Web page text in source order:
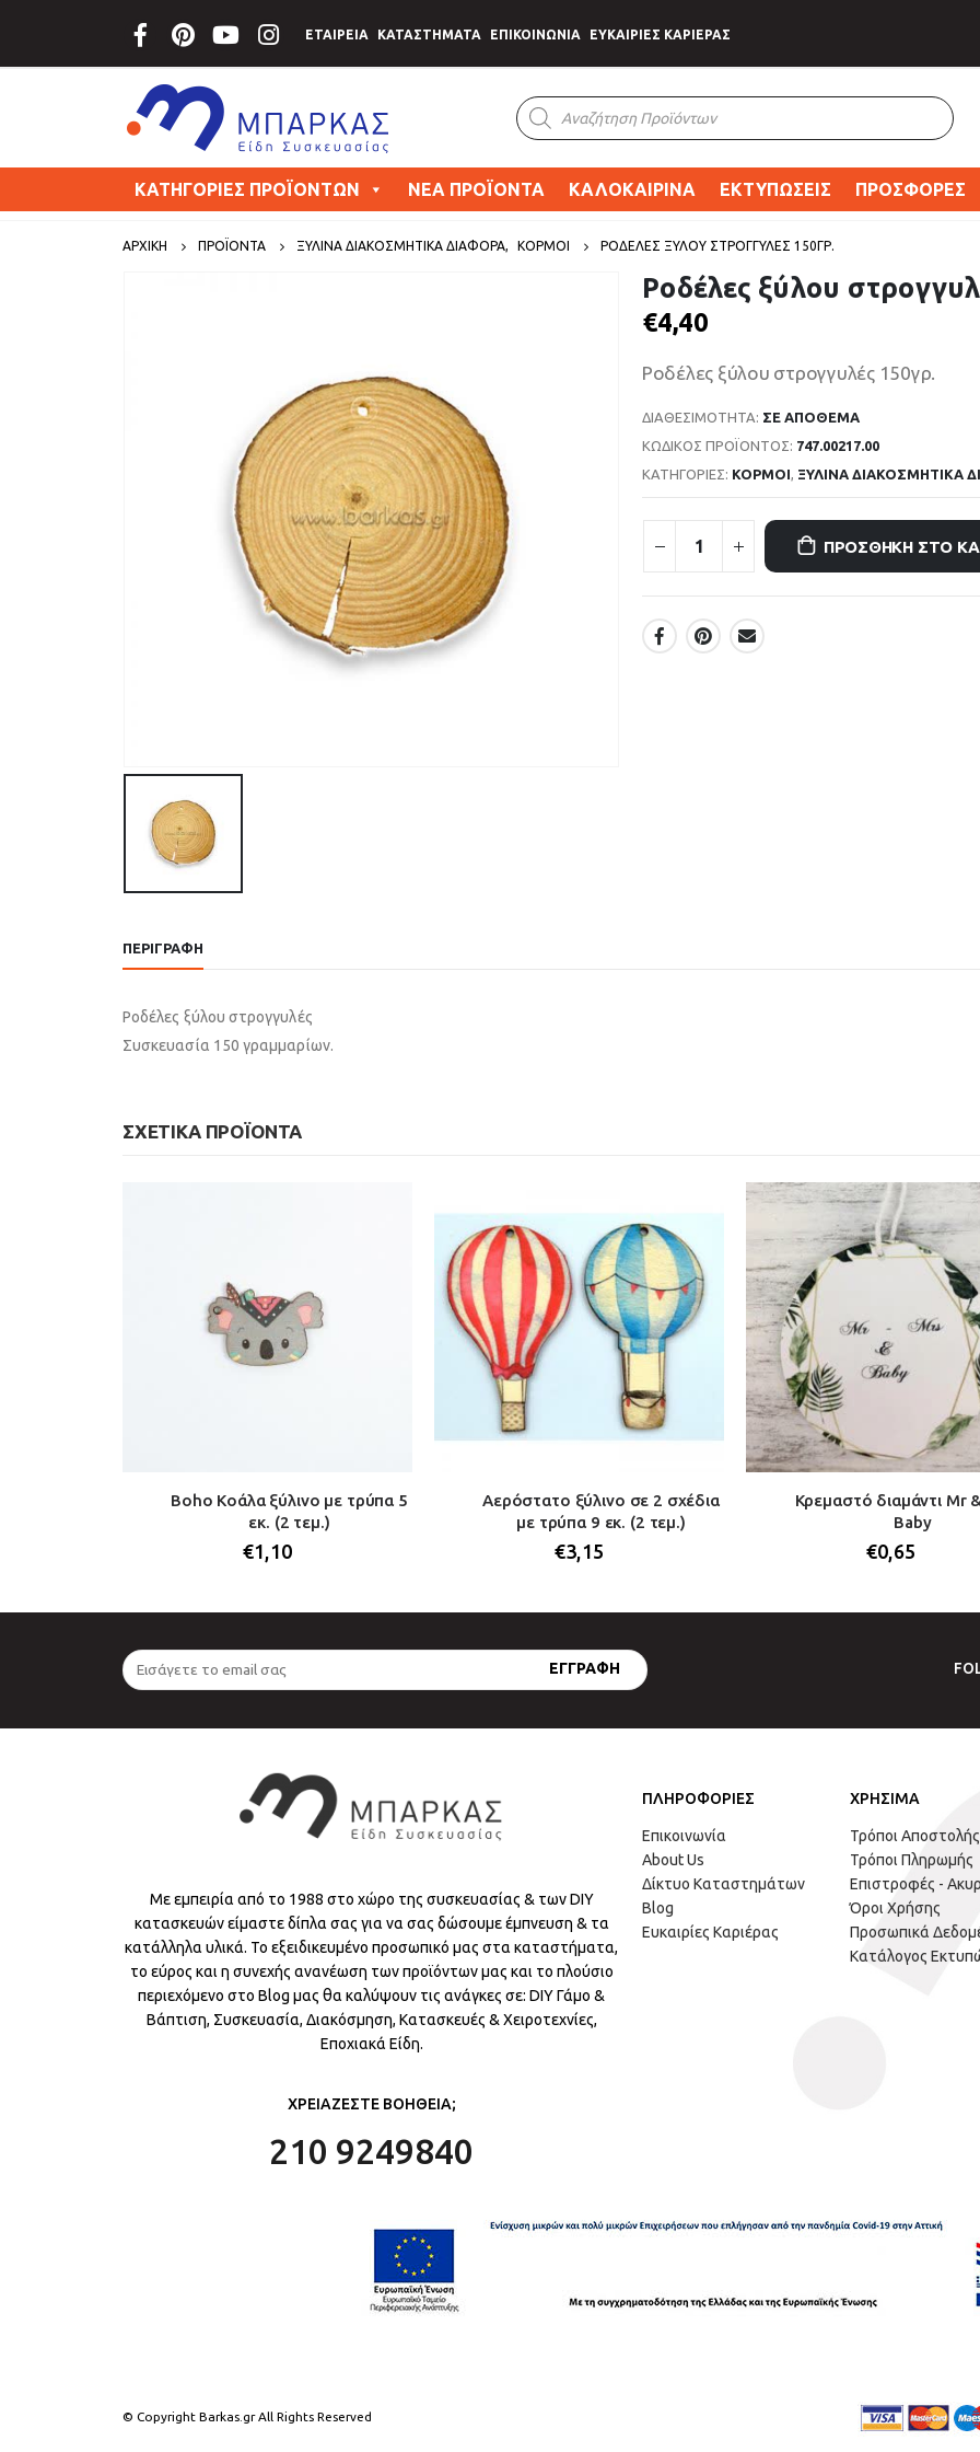
ΕΤΑΙΡΕΙΑ ΚΑΤΑΣΤΗΜΑΤΑ ΕΠΙΚΟΙΝΩΝΙΑ ΕΥΚΑΙΡΙΕΣ ΚΑΡΙΕΡΑΣ
Products
search
ΚΑΤΗΓΟΡΙΕΣ ΠΡΟΪΟΝΤΩΝ ΝΕΑ ΠΡΟΪΟΝΤΑ ΚΑΛΟΚΑΙΡΙΝΑ ΕΚΤΥΠΩΣΕΙΣ ΠΡΟΣΦΟΡΕΣ
ΑΡΧΙΚΗ ΠΡΟΪΟΝΤΑ ΞΥΛΙΝΑ ΔΙΑΚΟΣΜΗΤΙΚΑ ΔΙΑΦΟΡΑ, ΚΟΡΜΟΙ ΡΟΔΈΛΕΣ ΞΎΛΟΥ ΣΤΡΟΓΓΥΛΈΣ 150ΓΡ.
Ροδέλες ξύλου
€4,40
Ροδέλες ξύλου στρογγυλές 150γρ.
ΔΙΑΘΕΣΙΜΌΤΗΤΑ: ΣΕ ΑΠΌΘΕΜΑ
ΚΩΔΙΚΌΣ ΠΡΟΪΌΝΤΟΣ: 747.00217.00
ΚΑΤΗΓΟΡΊΕΣ: ΚΟΡΜΟΙ, ΞΥΛΙΝΑ ΔΙΑΚΟΣΜΗΤΙΚΑ
ΠΡΟΣΘΉΚΗ ΣΤΟ
ΠΕΡΙΓΡΑΦΉ
Ροδέλες ξύλου στρογγυλές
Συσκευασία 150 γραμμαρίων.
ΣΧΕΤΙΚΆ ΠΡΟΪΌΝΤΑ
Boho Κοάλα ξύλινο με τρύπα 5
εκ. (2 τεμ.)
€1,10
Αερόστατο ξύλινο σε 2 σχέδια
με τρύπα 9 εκ. (2 τεμ.)
€3,15
Κρεμαστό διαμάντι Mr
Baby
€0,65
Με εμπειρία από το 1988 στο χώρο της συσκευασίας & των DIY
κατασκευών είμαστε δίπλα σας για να σας δώσουμε έμπνευση & τα
κατάλληλα υλικά. Το εξειδικευμένο προσωπικό μας στα καταστήματα,
το εύρος και η συνεχής ανανέωση των προϊόντων μας και το πλούσιο
περιεχόμενο στο Blog μας θα καλύψουν τις ανάγκες σε: DIY Γάμο &
Βάπτιση, Συσκευασία, Διακόσμηση, Κατασκευές & Χειροτεχνίες,
Εποχιακά Είδη.
ΧΡΕΙΑΖΕΣΤΕ ΒΟΗΘΕΙΑ;
210 9249840
ΠΛΗΡΟΦΟΡΙΕΣ
Επικοινωνία
About Us
Δίκτυο Καταστημάτων
Blog
Ευκαιρίες Καριέρας
ΧΡΗΣΙΜΑ
Τρόποι Αποστολής
Τρόποι Πληρωμής
Επιστροφές -
Όροι Χρήσης
Προσωπικά
Κατάλογος
© Copyright Barkas.gr All Rights Reserved